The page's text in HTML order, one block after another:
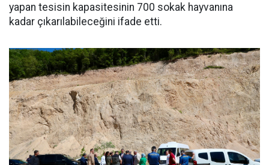
yapan tesisin kapasitesinin 700 sokak hayvanına
kadar çıkarılabileceğini ifade etti.